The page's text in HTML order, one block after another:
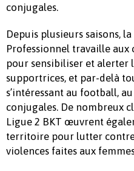
conjugales.
Depuis plusieurs saisons,
Professionnel travaille aux
pour sensibiliser et alerter
supportrices, et par-delà
s’intéressant au football,
conjugales. De nombreux
Ligue 2 BKT œuvrent
territoire pour lutter
violences faites aux